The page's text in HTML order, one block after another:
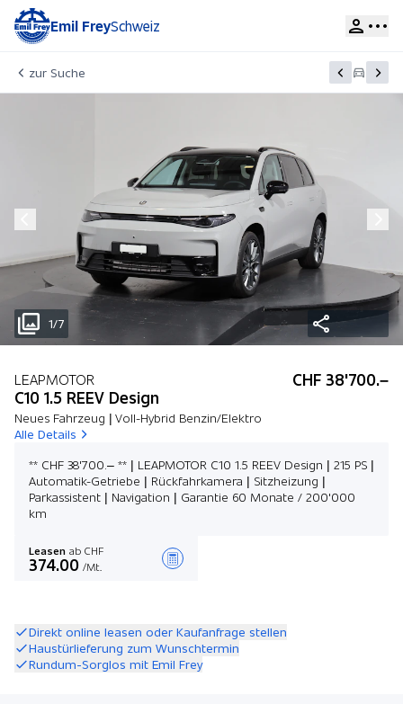
Emil FreySchweiz
zur Suche
1/7
LEAPMOTOR
C10 1.5 REEV Design
Neues Fahrzeug | Voll-Hybrid Benzin/Elektro
Alle Details
CHF 38'700.–
** CHF 38'700.– ** | LEAPMOTOR C10 1.5 REEV Design | 215 PS |
Automatik-Getriebe | Rückfahrkamera | Sitzheizung |
Parkassistent | Navigation | Garantie 60 Monate / 200'000
km
Leasen ab CHF
374.00 /Mt.
Direkt online leasen oder Kaufanfrage stellen
Haustürlieferung zum Wunschtermin
Rundum-Sorglos mit Emil Frey